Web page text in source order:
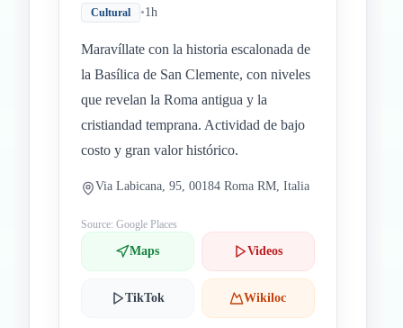
Cultural •1h
Maravíllate con la historia escalonada de
la Basílica de San Clemente, con niveles
que revelan la Roma antigua y la
cristiandad temprana. Actividad de bajo
costo y gran valor histórico.
Via Labicana, 95, 00184 Roma RM, Italia
Source: Google Places
Maps Videos
TikTok Wikiloc